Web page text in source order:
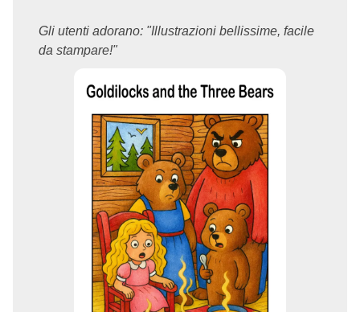
Gli utenti adorano: "Illustrazioni bellissime, facile
da stampare!"